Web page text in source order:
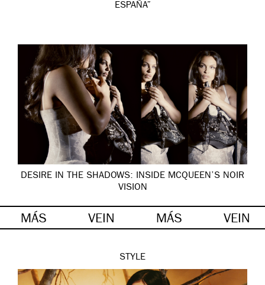
ESPAÑA”
DESIRE IN THE SHADOWS: INSIDE MCQUEEN’S NOIR
VISION
MÁS VEIN MÁS VEIN
STYLE